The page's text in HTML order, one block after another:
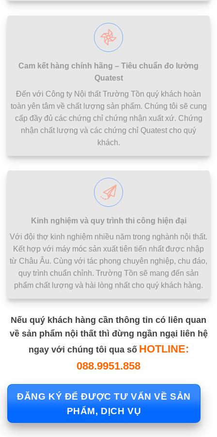
Cam kết hàng chính hãng – Tiêu chuẩn đo lường
Quatest
Đến với Công ty Nội thất Trường Tồn quý khách hoàn
toàn yên tâm về chất lượng sản phẩm. Chúng tôi sẽ cung
cấp đầy đủ các chứng chỉ chứng nhận xuất xứ. Chứng
nhận chất lượng và các chứng chỉ Quatest cho quý
khách.
Kinh nghiệm và quy trình thi công hiện đại
Với đội thợ kinh nghiệm nhiều năm trong nghành nội thất.
Kết hợp với máy móc sản xuất tiên tiến nhất được nhập
từ Châu Âu. Cùng với tác phong chuyên nghiệp, chu đáo,
quy trình chuẩn chỉnh. Trường Tồn sẽ mang đến sản
phẩm chất lượng và hài lòng nhất cho quý khách hàng.
Nếu quý khách hàng cần thông tin có liên quan
về sản phẩm nội thất thì đừng ngần ngại liên hệ
ngay với chúng tôi qua số HOTLINE:
088.9951.858
ĐĂNG KÝ ĐỂ ĐƯỢC TƯ VẤN VỀ SẢN
PHẨM, DỊCH VỤ